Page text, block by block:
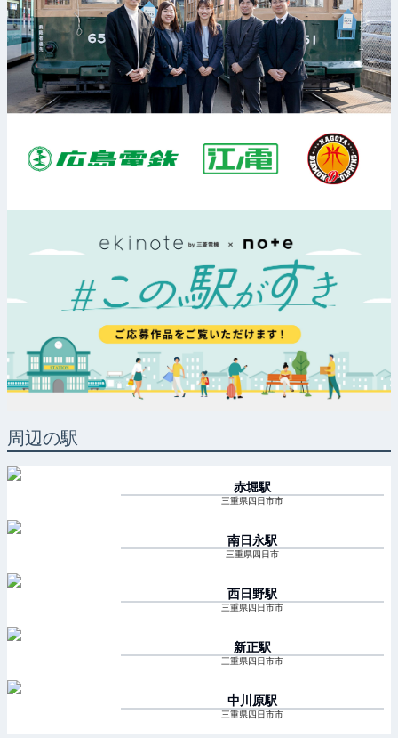
周辺の駅
赤堀駅
三重県四日市市
南日永駅
三重県四日市
西日野駅
三重県四日市市
新正駅
三重県四日市市
中川原駅
三重県四日市市